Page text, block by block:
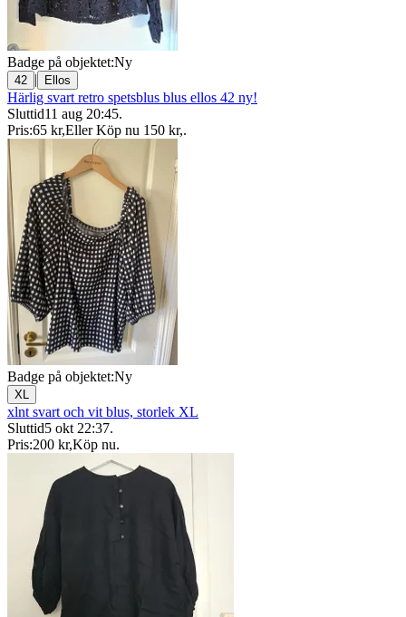
Badge på objektet:Ny
42 | Ellos
Härlig svart retro spetsblus blus ellos 42 ny!
Sluttid11 aug 20:45.
Pris:65 kr,Eller Köp nu 150 kr,.
Badge på objektet:Ny
XL
xlnt svart och vit blus, storlek XL
Sluttid5 okt 22:37.
Pris:200 kr,Köp nu.